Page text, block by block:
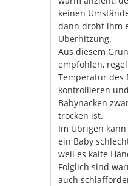
keinen
dann droht ihm
Überhitzung.
Aus diesem
empfohlen,
Temperatur des
kontrollieren
Babynacken
trocken ist.
Im Übrigen
ein Baby
weil es kalte
Folglich sind
auch